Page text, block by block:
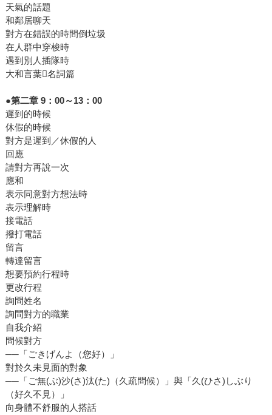
天氣的話題
和鄰居聊天
對方在錯誤的時間倒垃圾
在人群中穿梭時
遇到別人插隊時
大和言葉名詞篇
●第二章 9：00～13：00
遲到的時候
休假的時候
對方是遲到／休假的人
回應
請對方再說一次
應和
表示同意對方想法時
表示理解時
接電話
撥打電話
留言
轉達留言
想要預約行程時
更改行程
詢問姓名
詢問對方的職業
自我介紹
問候對方
──「ごきげんよ（您好）」
對於久未見面的對象
──「ご無(ぶ)沙(さ)汰(た)（久疏問候）」與「久(ひさ)しぶり
（好久不見）」
向身體不舒服的人搭話